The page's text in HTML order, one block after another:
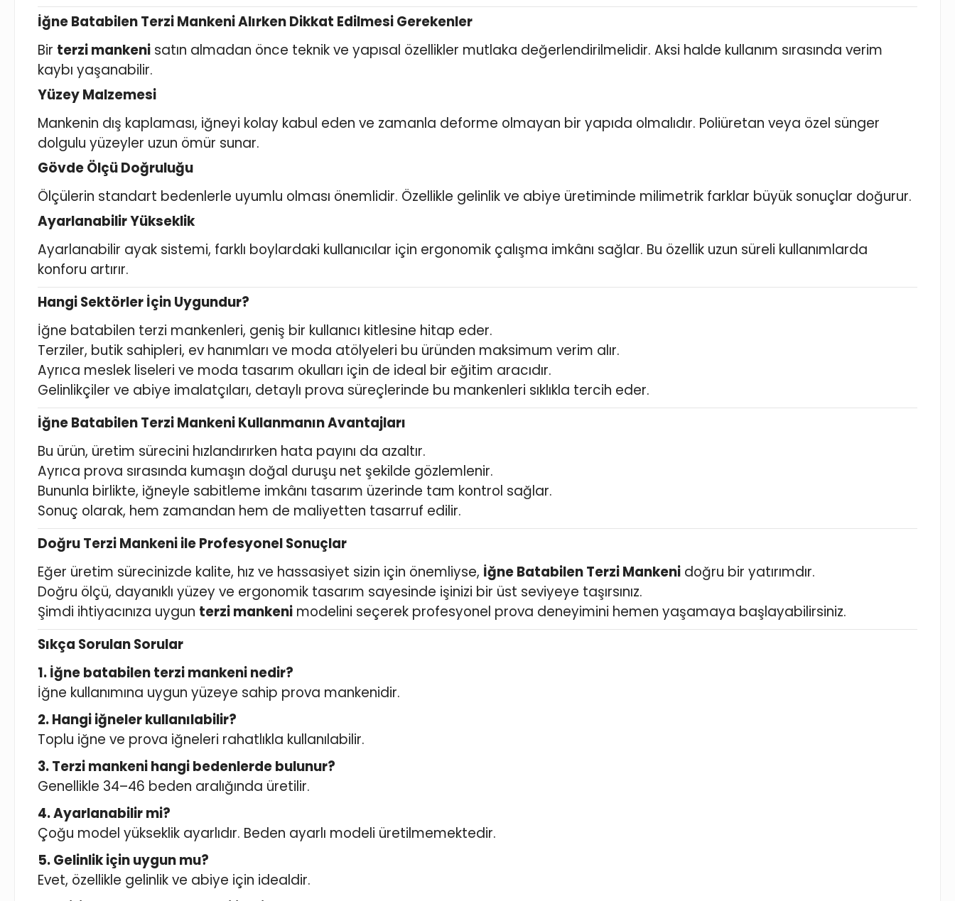
İğne Batabilen Terzi Mankeni Alırken Dikkat Edilmesi Gerekenler
Bir terzi mankeni satın almadan önce teknik ve yapısal özellikler mutlaka değerlendirilmelidir. Aksi halde kullanım sırasında verim
kaybı yaşanabilir.
Yüzey Malzemesi
Mankenin dış kaplaması, iğneyi kolay kabul eden ve zamanla deforme olmayan bir yapıda olmalıdır. Poliüretan veya özel sünger
dolgulu yüzeyler uzun ömür sunar.
Gövde Ölçü Doğruluğu
Ölçülerin standart bedenlerle uyumlu olması önemlidir. Özellikle gelinlik ve abiye üretiminde milimetrik farklar büyük sonuçlar doğurur.
Ayarlanabilir Yükseklik
Ayarlanabilir ayak sistemi, farklı boylardaki kullanıcılar için ergonomik çalışma imkânı sağlar. Bu özellik uzun süreli kullanımlarda
konforu artırır.
Hangi Sektörler İçin Uygundur?
İğne batabilen terzi mankenleri, geniş bir kullanıcı kitlesine hitap eder.
Terziler, butik sahipleri, ev hanımları ve moda atölyeleri bu üründen maksimum verim alır.
Ayrıca meslek liseleri ve moda tasarım okulları için de ideal bir eğitim aracıdır.
Gelinlikçiler ve abiye imalatçıları, detaylı prova süreçlerinde bu mankenleri sıklıkla tercih eder.
İğne Batabilen Terzi Mankeni Kullanmanın Avantajları
Bu ürün, üretim sürecini hızlandırırken hata payını da azaltır.
Ayrıca prova sırasında kumaşın doğal duruşu net şekilde gözlemlenir.
Bununla birlikte, iğneyle sabitleme imkânı tasarım üzerinde tam kontrol sağlar.
Sonuç olarak, hem zamandan hem de maliyetten tasarruf edilir.
Doğru Terzi Mankeni ile Profesyonel Sonuçlar
Eğer üretim sürecinizde kalite, hız ve hassasiyet sizin için önemliyse, İğne Batabilen Terzi Mankeni doğru bir yatırımdır.
Doğru ölçü, dayanıklı yüzey ve ergonomik tasarım sayesinde işinizi bir üst seviyeye taşırsınız.
Şimdi ihtiyacınıza uygun terzi mankeni modelini seçerek profesyonel prova deneyimini hemen yaşamaya başlayabilirsiniz.
Sıkça Sorulan Sorular
1. İğne batabilen terzi mankeni nedir?
İğne kullanımına uygun yüzeye sahip prova mankenidir.
2. Hangi iğneler kullanılabilir?
Toplu iğne ve prova iğneleri rahatlıkla kullanılabilir.
3. Terzi mankeni hangi bedenlerde bulunur?
Genellikle 34–46 beden aralığında üretilir.
4. Ayarlanabilir mi?
Çoğu model yükseklik ayarlıdır. Beden ayarlı modeli üretilmemektedir.
5. Gelinlik için uygun mu?
Evet, özellikle gelinlik ve abiye için idealdir.